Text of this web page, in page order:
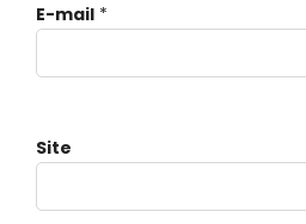
E-mail *
Site